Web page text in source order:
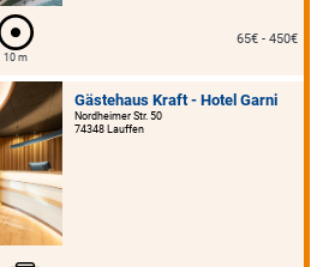
10 m
65€ - 450€
Gästehaus Kraft - Hotel Garni
Nordheimer Str. 50
74348 Lauffen